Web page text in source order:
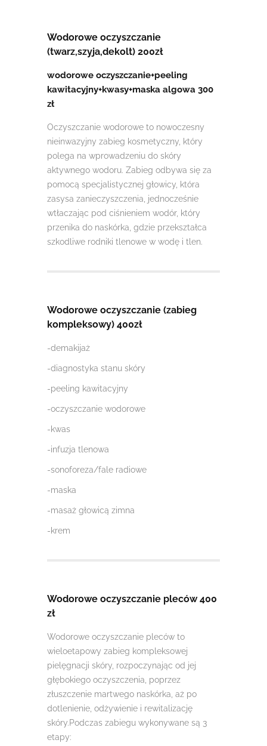
Wodorowe oczyszczanie
(twarz,szyja,dekolt) 200zł
wodorowe oczyszczanie+peeling
kawitacyjny+kwasy+maska algowa 300
zł
Oczyszczanie wodorowe to nowoczesny
nieinwazyjny zabieg kosmetyczny, który
polega na wprowadzeniu do skóry
aktywnego wodoru. Zabieg odbywa się za
pomocą specjalistycznej głowicy, która
zasysa zanieczyszczenia, jednocześnie
wtłaczając pod ciśnieniem wodór, który
przenika do naskórka, gdzie przekształca
szkodliwe rodniki tlenowe w wodę i tlen.
Wodorowe oczyszczanie (zabieg
kompleksowy) 400zł
-demakijaż
-diagnostyka stanu skóry
-peeling kawitacyjny
-oczyszczanie wodorowe
-kwas
-infuzja tlenowa
-sonoforeza/fale radiowe
-maska
-masaż głowicą zimna
-krem
Wodorowe oczyszczanie pleców 400
zł
Wodorowe oczyszczanie pleców to
wieloetapowy zabieg kompleksowej
pielęgnacji skóry, rozpoczynając od jej
głębokiego oczyszczenia, poprzez
złuszczenie martwego naskórka, aż po
dotlenienie, odżywienie i rewitalizację
skóry.Podczas zabiegu wykonywane są 3
etapy: